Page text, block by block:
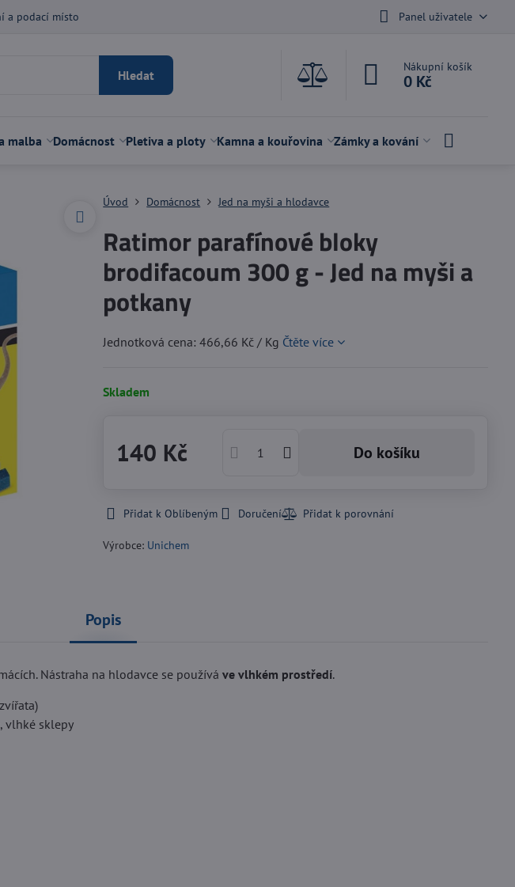
a podací místo Panel uživatele
Hledat
Nákupní košík
0 Kč
malba Domácnost Pletiva a ploty Kamna a kouřovina Zámky a kování
Úvod Domácnost Jed na myši a hlodavce
Ratimor parafínové bloky
brodifacoum 300 g - Jed na myši a
potkany
Jednotková cena: 466,66 Kč / Kg Čtěte více
Skladem
140 Kč Do košíku
Přidat k Oblíbeným Doručení
Výrobce: Unichem
Popis
Nástraha na hlodavce se používáve vlhkém prostředí.
vlhké sklepy